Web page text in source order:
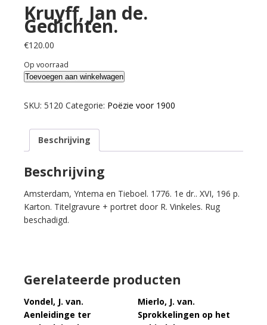
Kruyff, Jan de.
Gedichten.
€120.00
Op voorraad
Kruyff,
de.
aantal
Toevoegen aan winkelwagen
SKU: 5120 Categorie: Poëzie voor 1900
Beschrijving
Beschrijving
Amsterdam, Yntema en Tieboel. 1776. 1e dr.. XVI, 196 p.
Karton. Titelgravure + portret door R. Vinkeles. Rug
beschadigd.
Gerelateerde producten
Vondel, J. van.
Aenleidinge ter
Mierlo, J. van.
Sprokkelingen op het